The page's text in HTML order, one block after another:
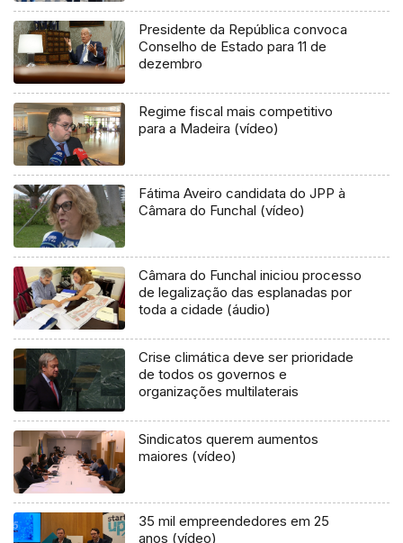
Presidente da República convoca
Conselho de Estado para 11 de
dezembro
Regime fiscal mais competitivo
para a Madeira (vídeo)
Fátima Aveiro candidata do JPP à
Câmara do Funchal (vídeo)
Câmara do Funchal iniciou processo
de legalização das esplanadas por
toda a cidade (áudio)
Crise climática deve ser prioridade
de todos os governos e
organizações multilaterais
Sindicatos querem aumentos
maiores (vídeo)
35 mil empreendedores em 25
anos (vídeo)